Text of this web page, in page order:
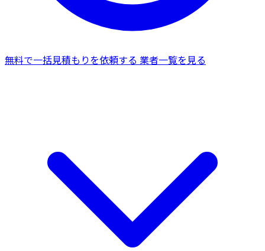
無料で一括見積もりを依頼する 業者一覧を見る